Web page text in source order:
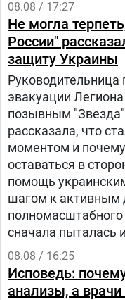
08.08 / 17:27
Не могла
России"
защиту Украины
эвакуации
позывным
рассказала, что
моментом и
оставаться в
помощь
шагом к активным
сначала пыталась
русскоязычную
людям в России,
Украине.
08.08 / 16:25
Исповедь:
анализы, а